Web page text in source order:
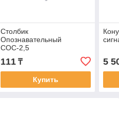
Столбик
Опознавательный
СОС-2,5
111₸
Купить
5